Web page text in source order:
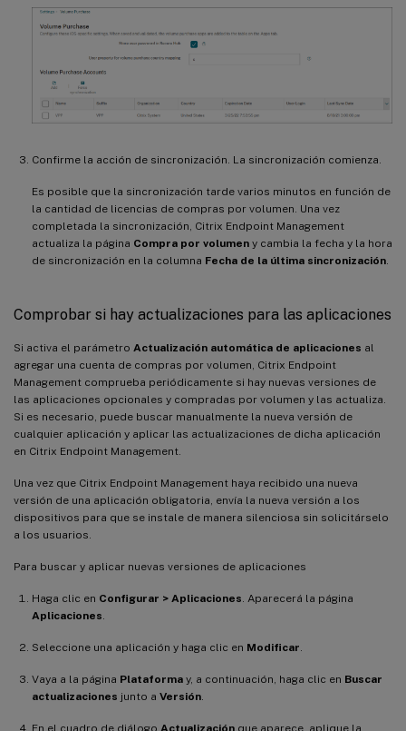
Confirme la acción de sincronización. La sincronización comienza.
Es posible que la sincronización tarde varios minutos en función de
la cantidad de licencias de compras por volumen. Una vez
completada la sincronización, Citrix Endpoint Management
actualiza la página Compra por volumen y cambia la fecha y la hora
de sincronización en la columna Fecha de la última sincronización.
Comprobar si hay actualizaciones para las aplicaciones
Si activa el parámetro Actualización automática de aplicaciones al
agregar una cuenta de compras por volumen, Citrix Endpoint
Management comprueba periódicamente si hay nuevas versiones de
las aplicaciones opcionales y compradas por volumen y las actualiza.
Si es necesario, puede buscar manualmente la nueva versión de
cualquier aplicación y aplicar las actualizaciones de dicha aplicación
en Citrix Endpoint Management.
Una vez que Citrix Endpoint Management haya recibido una nueva
versión de una aplicación obligatoria, envía la nueva versión a los
dispositivos para que se instale de manera silenciosa sin solicitárselo
a los usuarios.
Para buscar y aplicar nuevas versiones de aplicaciones
Haga clic en Configurar > Aplicaciones. Aparecerá la página
Aplicaciones.
Seleccione una aplicación y haga clic en Modificar.
Vaya a la página Plataforma y, a continuación, haga clic en Buscar
actualizaciones junto a Versión.